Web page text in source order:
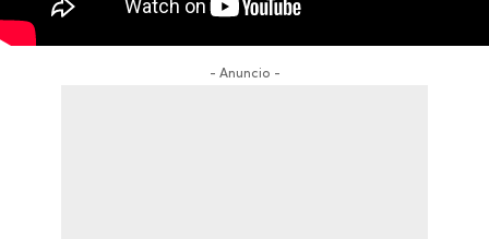
- Anuncio -